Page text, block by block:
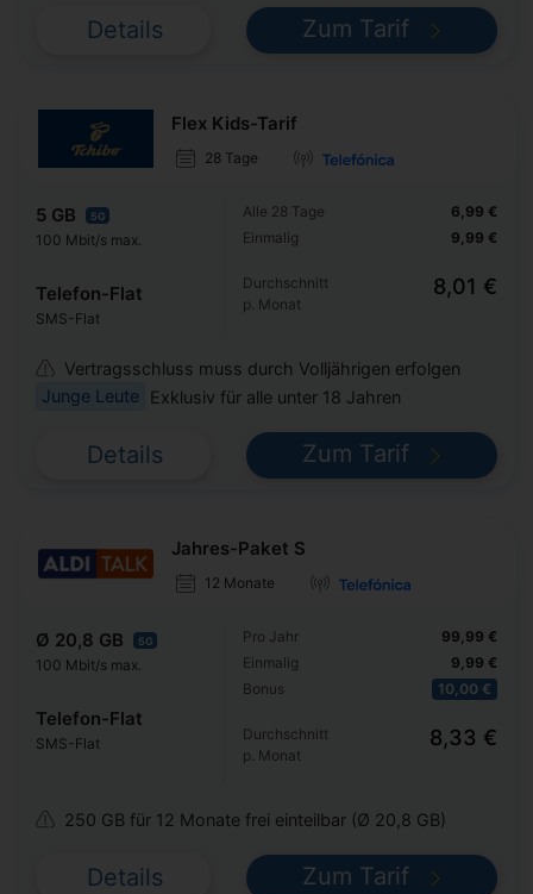
Details Zum Tarif
Flex Kids-Tarif
28 Tage
5 GB 5G
100 Mbit/s max.
Telefon-Flat
SMS-Flat
Alle 28 Tage
Einmalig
6,99 €
9,99 €
Durchschnitt
p. Monat
8,01 €
Vertragsschluss muss durch Volljährigen erfolgen
Junge Leute
Exklusiv für alle unter 18 Jahren
Details Zum Tarif
Jahres-Paket S
12 Monate
Ø 20,8 GB 5G
100 Mbit/s max.
Telefon-Flat
SMS-Flat
Pro Jahr
Einmalig
Bonus
99,99 €
9,99 €
10,00 €
Durchschnitt
p. Monat
8,33 €
250 GB für 12 Monate frei einteilbar (Ø 20,8 GB)
Details Zum Tarif